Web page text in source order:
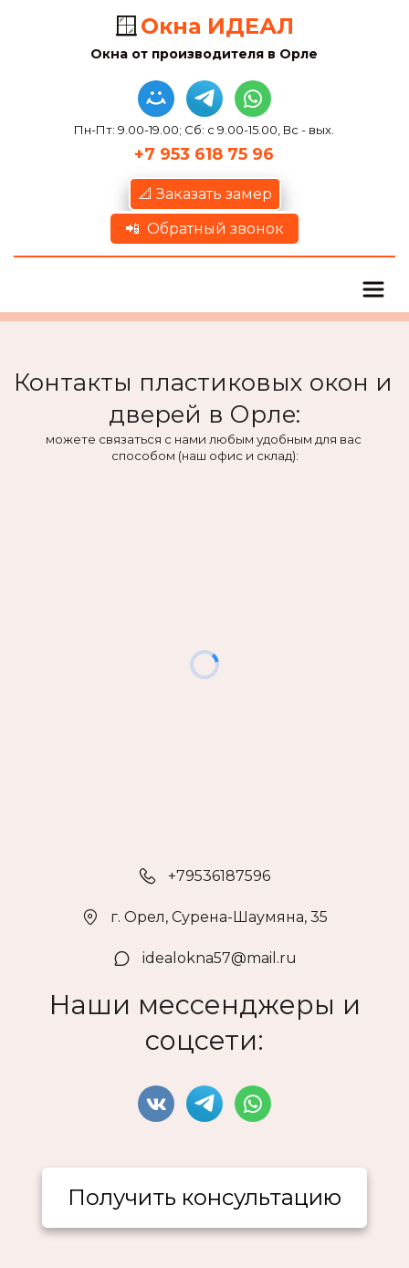
🪟 Окна ИДЕАЛ
Окна от производителя в Орле
Пн-Пт: 9.00-19.00; Сб: с 9.00-15.00, Вс - вых.
+7 953 618 75 96
📐 Заказать замер
📲  Обратный звонок
Контакты пластиковых окон и
дверей в Орле:
можете связаться с нами любым удобным для вас
способом (наш офис и склад):
г. Орел, Сурена-Шаумяна, 35
+79536187596
idealokna57@mail.ru
Наши мессенджеры и
соцсети:
Получить консультацию